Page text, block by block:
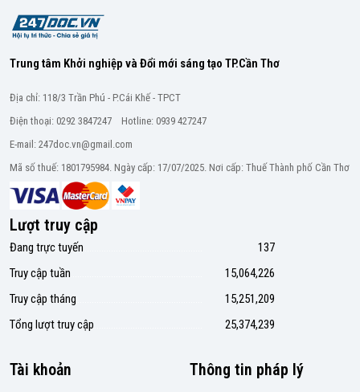
Trung tâm Khởi nghiệp và Đổi mới sáng tạo TP.Cần Thơ
Địa chỉ: 118/3 Trần Phú - P.Cái Khế - TPCT
Điện thoại: 0292 3847247 Hotline: 0939 427247
E-mail: 247doc.vn@gmail.com
Mã số thuế: 1801795984. Ngày cấp: 17/07/2025. Nơi cấp: Thuế Thành phố Cần Thơ
Lượt truy cập
Đang trực tuyến
137
Truy cập tuần
15,064,226
Truy cập tháng
15,251,209
Tổng lượt truy cập
25,374,239
Tài khoản Thông tin pháp lý